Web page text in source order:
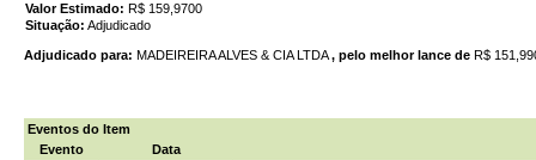
Valor Estimado: R$ 159,9700
Situação: Adjudicado
Adjudicado para: MADEIREIRA ALVES & CIA LTDA, pelo melhor lance de R$
Eventos do Item
Evento
Data